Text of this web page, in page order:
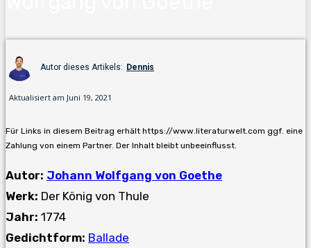
Autor dieses Artikels: Dennis
Aktualisiert am Juni 19, 2021
Für Links in diesem Beitrag erhält https://www.literaturwelt.com ggf. eine
Zahlung von einem Partner. Der Inhalt bleibt unbeeinflusst.
Autor: Johann Wolfgang von Goethe
Werk: Der König von Thule
Jahr: 1774
Gedichtform: Ballade